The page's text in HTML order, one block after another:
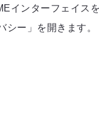
インターフェイス
ー」を開きます